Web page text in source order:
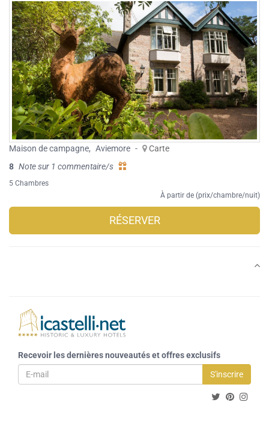
Maison de campagne, Aviemore -
Carte
8 Note sur 1 commentaire/s
5 Chambres
À partir de (prix/chambre/nuit)
RÉSERVER
Recevoir les dernières nouveautés et offres exclusifs
S'inscrire